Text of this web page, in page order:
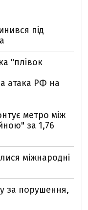
під
"плівок
атака РФ на
метро між
за 1,76
міжнародні
за порушення,